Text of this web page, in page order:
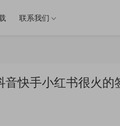
联系我们
快手小红书很火的